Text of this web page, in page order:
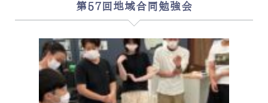
第57回地域合同勉強会